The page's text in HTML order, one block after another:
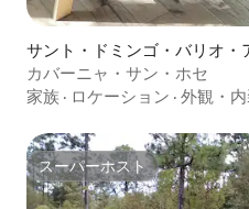
サント・ドミンゴ・バリオ・
ス
カバーニャ・サン・ホセ
家族 · ロケーション · 外観・
スーパーホスト
スーパーホスト